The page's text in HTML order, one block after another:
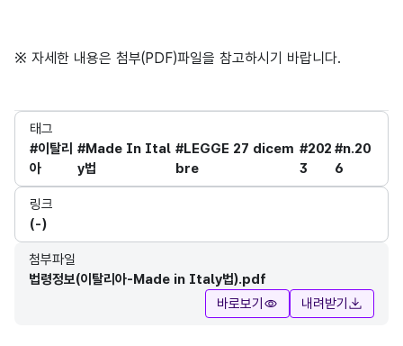
※ 자세한 내용은 첨부(PDF)파일을 참고하시기 바랍니다.
태그
#이탈리
아
#Made In Ital
y법
#LEGGE 27 dicem
bre
#202
3
#n.20
6
링크
(-)
첨부파일
법령정보(이탈리아-Made in Italy법).pdf
바로보기
내려받기